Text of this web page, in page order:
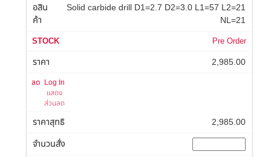
Solid carbide drill D1=2.7 D2=3.0 L1=57 L2=21
NL=21
Pre Order
2,985.00
Log In
แสดง
ส่วนลด
2,985.00